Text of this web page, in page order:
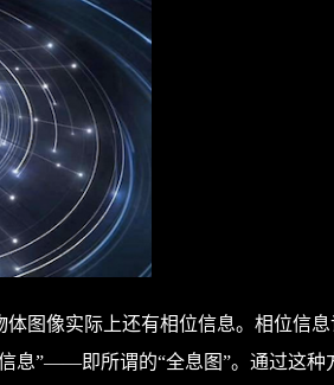
图像实际上还有相位信息。相位信息
息”——即所谓的“全息图”。通过这种